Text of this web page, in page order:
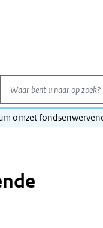
Waar bent u naar op
omzet